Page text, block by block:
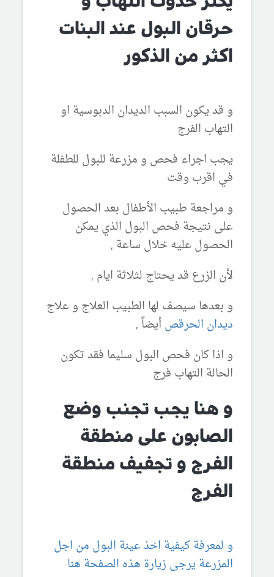
حرقان البول عند البنات
اكثر من الذكور
و قد يكون السبب الديدان الدبوسية او
التهاب الفرج
يجب اجراء فحص و مزرعة للبول للطفلة
في اقرب وقت
و مراجعة طبيب الأطفال بعد الحصول
على نتيجة فحص البول الذي يمكن
الحصول عليه خلال ساعة ,
لأن الزرع قد يحتاج لثلاثة ايام ,
و بعدها سيصف لها الطبيب العلاج و علاج
ديدان الحرقصأيضاً ,
و اذا كان فحص البول سليما فقد تكون
الحالة التهاب فرج
و هنا يجب تجنب وضع
الصابون على منطقة
الفرج و تجفيف منطقة
الفرج
و لمعرفة كيفية اخذ عينة البول من اجل
المزرعة يرجى زيارة هذه الصفحة هنا